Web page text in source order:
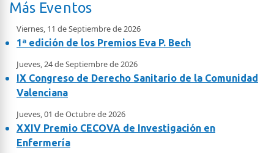
Más Eventos
Viernes, 11 de Septiembre de 2026
1ª edición de los Premios Eva P. Bech
Jueves, 24 de Septiembre de 2026
IX Congreso de Derecho Sanitario de la Comunidad
Valenciana
Jueves, 01 de Octubre de 2026
XXIV Premio CECOVA de Investigación en
Enfermería